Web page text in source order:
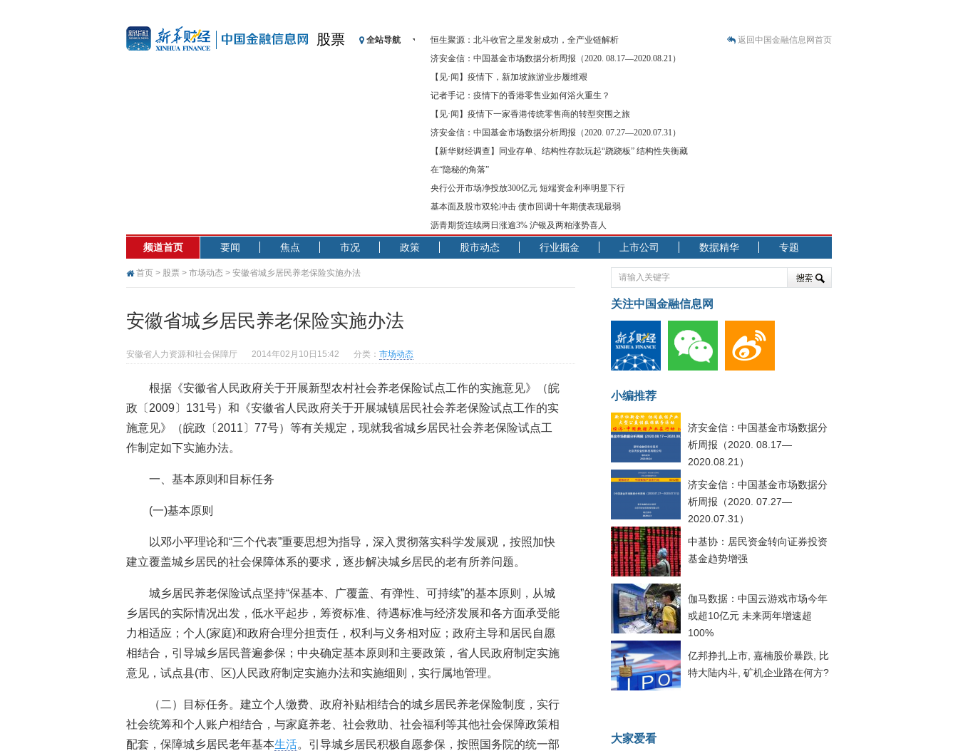
股票 全站导航
恒生聚源：北斗收官之星发射成功，全产业链解析
济安金信：中国基金市场数据分析周报（2020. 08.17—2020.08.21）
【见·闻】疫情下，新加坡旅游业步履维艰
记者手记：疫情下的香港零售业如何浴火重生？
【见·闻】疫情下一家香港传统零售商的转型突围之旅
济安金信：中国基金市场数据分析周报（2020. 07.27—2020.07.31）
【新华财经调查】同业存单、结构性存款玩起“跷跷板” 结构性失衡藏
在“隐秘的角落”
央行公开市场净投放300亿元 短端资金利率明显下行
基本面及股市双轮冲击 债市回调十年期债表现最弱
沥青期货连续两日涨逾3% 沪银及两粕涨势喜人
返回中国金融信息网首页
频道首页 要闻 焦点 市况 政策 股市动态 行业掘金 上市公司 数据精华 专题
首页 > 股票 > 市场动态 > 安徽省城乡居民养老保险实施办法
安徽省城乡居民养老保险实施办法
安徽省人力资源和社会保障厅 2014年02月10日15:42 分类： 市场动态
根据《安徽省人民政府关于开展新型农村社会养老保险试点工作的实施意见》（皖
政〔2009〕131号）和《安徽省人民政府关于开展城镇居民社会养老保险试点工作的实
施意见》（皖政〔2011〕77号）等有关规定，现就我省城乡居民社会养老保险试点工
作制定如下实施办法。
一、基本原则和目标任务
(一)基本原则
以邓小平理论和“三个代表”重要思想为指导，深入贯彻落实科学发展观，按照加快
建立覆盖城乡居民的社会保障体系的要求，逐步解决城乡居民的老有所养问题。
城乡居民养老保险试点坚持“保基本、广覆盖、有弹性、可持续”的基本原则，从城
乡居民的实际情况出发，低水平起步，筹资标准、待遇标准与经济发展和各方面承受能
力相适应；个人(家庭)和政府合理分担责任，权利与义务相对应；政府主导和居民自愿
相结合，引导城乡居民普遍参保；中央确定基本原则和主要政策，省人民政府制定实施
意见，试点县(市、区)人民政府制定实施办法和实施细则，实行属地管理。
（二）目标任务。建立个人缴费、政府补贴相结合的城乡居民养老保险制度，实行
社会统筹和个人账户相结合，与家庭养老、社会救助、社会福利等其他社会保障政策相
配套，保障城乡居民老年基本生活。引导城乡居民积极自愿参保，按照国务院的统一部
关注中国金融信息网
小编推荐
济安金信：中国基金市场数据分
析周报（2020. 08.17—
2020.08.21）
济安金信：中国基金市场数据分
析周报（2020. 07.27—
2020.07.31）
中基协：居民资金转向证券投资
基金趋势增强
伽马数据：中国云游戏市场今年
或超10亿元 未来两年增速超
100%
亿邦挣扎上市, 嘉楠股价暴跌, 比
特大陆内斗, 矿机企业路在何方?
大家爱看